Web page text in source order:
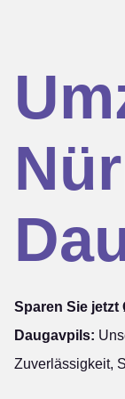
Sparen Sie jetzt
Daugavpils:
Zuverlässigkeit,